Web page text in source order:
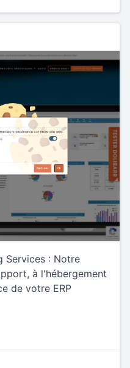
Services : Notre
à l'hébergement
de votre ERP